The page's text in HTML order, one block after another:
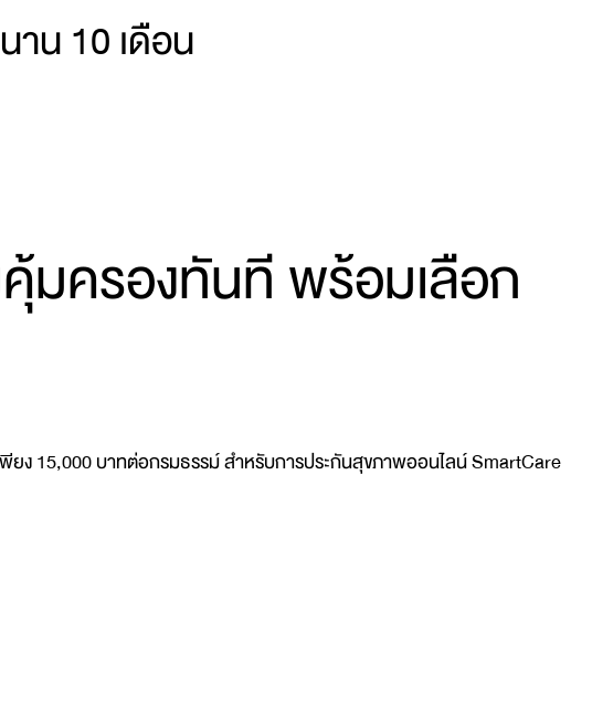
น 10 เดือน
มครองทันที พร้อมเลือก
ยง 15,000 บาทต่อกรมธรรม์ สำหรับการประกันสุขภาพออนไลน์ SmartCare